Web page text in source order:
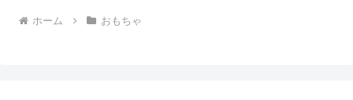
ホーム おもちゃ